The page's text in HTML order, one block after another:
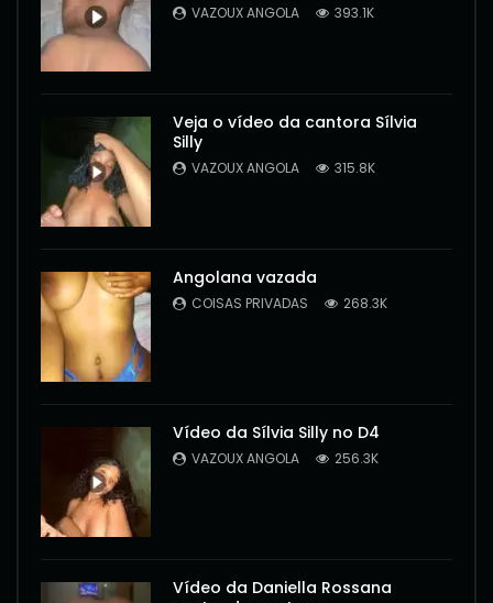
VAZOUX ANGOLA 393.1K
Veja o vídeo da cantora Sílvia
Silly
VAZOUX ANGOLA 315.8K
Angolana vazada
COISAS PRIVADAS 268.3K
Vídeo da Sílvia Silly no D4
VAZOUX ANGOLA 256.3K
Vídeo da Daniella Rossana